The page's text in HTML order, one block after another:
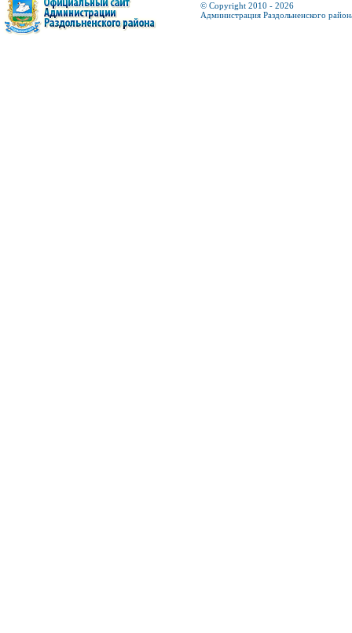
© Copyright 2010 - 2026
Администрация Раздольненского